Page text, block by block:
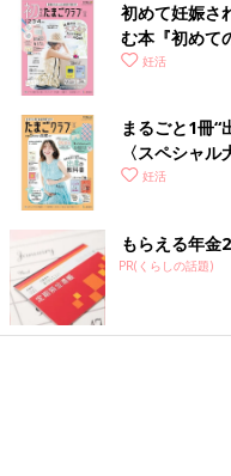
初めて妊娠さ
む本『初めて
妊活
まるごと1冊“
〈スペシャ
妊活
もらえる年金
PR(くらしの話題)